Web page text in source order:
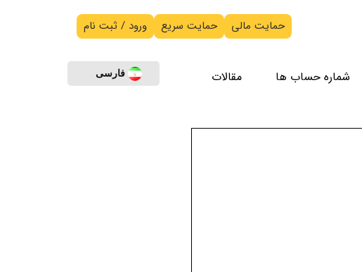
حمایت مالی حمایت سریع ورود / ثبت نام
شماره حساب ها مقالات فارسی